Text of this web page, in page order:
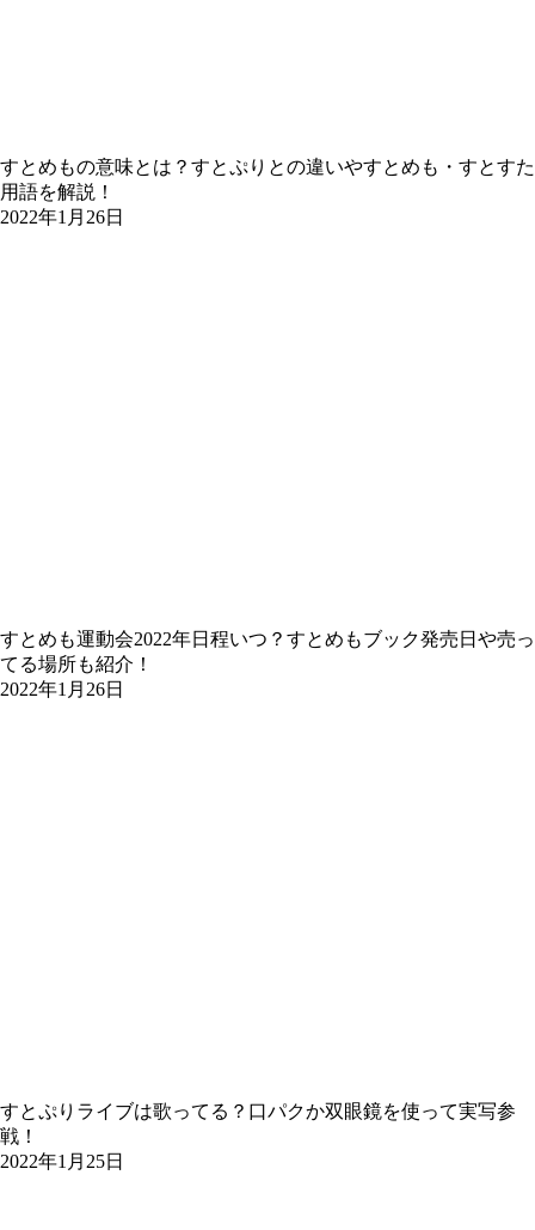
すとめもの意味とは？すとぷりとの違いやすとめも・すとすた
用語を解説！
2022年1月26日
すとめも運動会2022年日程いつ？すとめもブック発売日や売っ
てる場所も紹介！
2022年1月26日
すとぷりライブは歌ってる？口パクか双眼鏡を使って実写参
戦！
2022年1月25日